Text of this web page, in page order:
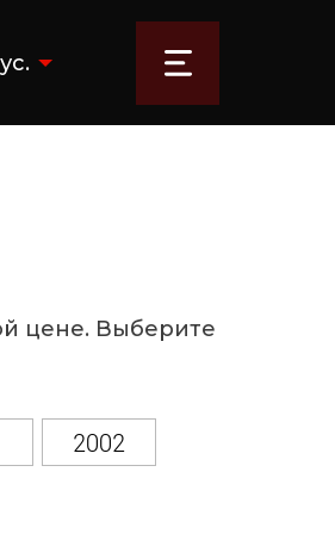
цене. Выберите
2002